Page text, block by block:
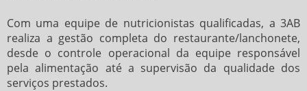
Com uma equipe de nutricionistas qualificadas, a 3AB
realiza a gestão completa do restaurante/lanchonete,
desde o controle operacional da equipe responsável
pela alimentação até a supervisão da qualidade dos
serviços prestados.